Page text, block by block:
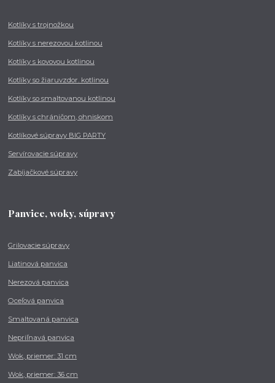
Kotlíky s trojnožkou
Kotlíky s nerezovou kotlinou
Kotlíky s kovovou kotlinou
Kotlíky so žiaruvzdor. kotlinou
Kotlíky so smaltovanou kotlinou
Kotlíky s chráničom, ohniskom
Kotlíkové súpravy BIG PARTY
Servírovacie súpravy
Zabíjačkové súpravy
Panvice, woky, súpravy
Grilovacie súpravy
Liatinová panvica
Nerezová panvica
Oceľová panvica
Smaltovaná panvica
Nepriľnavá panvica
Wok, priemer: 31 cm
Wok, priemer: 36 cm